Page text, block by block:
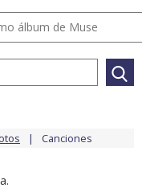
álbum de Muse
Canciones